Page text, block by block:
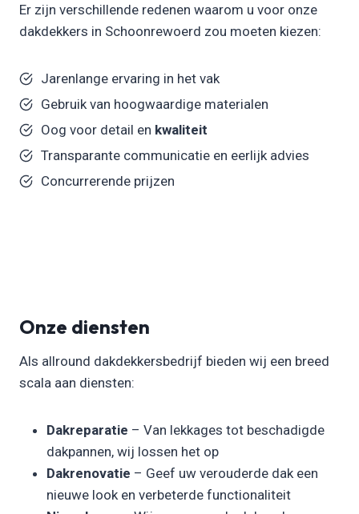
Er zijn verschillende redenen waarom u voor onze
dakdekkers in Schoonrewoerd zou moeten kiezen:
Jarenlange ervaring in het vak
Gebruik van hoogwaardige materialen
Oog voor detail en kwaliteit
Transparante communicatie en eerlijk advies
Concurrerende prijzen
Onze diensten
Als allround dakdekkersbedrijf bieden wij een breed
scala aan diensten:
Dakreparatie – Van lekkages tot beschadigde
dakpannen, wij lossen het op
Dakrenovatie – Geef uw verouderde dak een
nieuwe look en verbeterde functionaliteit